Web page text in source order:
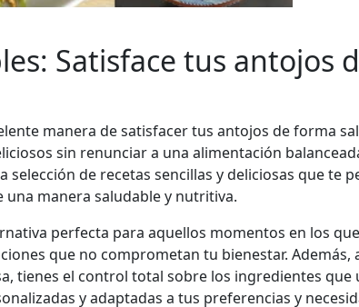
Satisface tus antojos
manera de satisfacer tus antojos de forma
sin renunciar a una alimentación
de recetas sencillas y deliciosas que te
manera saludable y nutritiva.
perfecta para aquellos momentos en los
que no comprometan tu bienestar. Además,
tienes el control total sobre los ingredientes que
y adaptadas a tus preferencias y